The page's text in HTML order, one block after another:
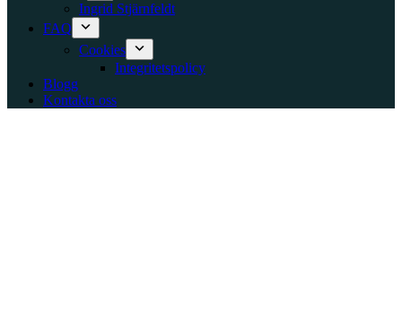
Ingrid Stjärnfeldt
FAQ
Cookies
Integritetspolicy
Blogg
Kontakta oss